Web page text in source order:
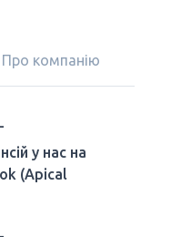
Про компанію
у нас на
(Apical